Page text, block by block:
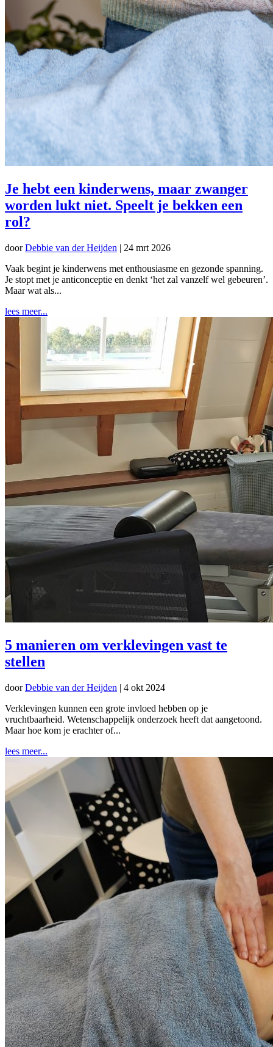
Je hebt een kinderwens, maar zwanger
worden lukt niet. Speelt je bekken een
rol?
doorDebbie van der Heijden | 24 mrt 2026
Vaak begint je kinderwens met enthousiasme en gezonde spanning.
Je stopt met je anticonceptie en denkt ‘het zal vanzelf wel gebeuren’.
Maar wat als...
lees meer...
5 manieren om verklevingen vast te
stellen
doorDebbie van der Heijden | 4 okt 2024
Verklevingen kunnen een grote invloed hebben op je
vruchtbaarheid. Wetenschappelijk onderzoek heeft dat aangetoond.
Maar hoe kom je erachter of...
lees meer...